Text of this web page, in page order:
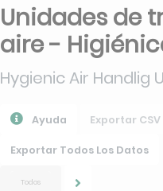
Unidades de
aire -
Hygienic Air Handlig
Ayuda Exportar CSV
Exportar Todos Los Datos
Todos